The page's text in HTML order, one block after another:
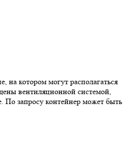
на котором могут располагаться
вентиляционной системой,
По запросу контейнер может быть